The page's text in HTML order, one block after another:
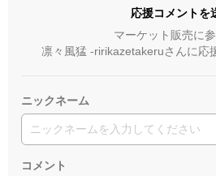
応援コメントを
マーケット販売に
凛々風猛 -ririkazetakeruさんに応
ニックネーム
コメント